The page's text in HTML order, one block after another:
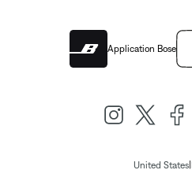
Application Bose
United States|